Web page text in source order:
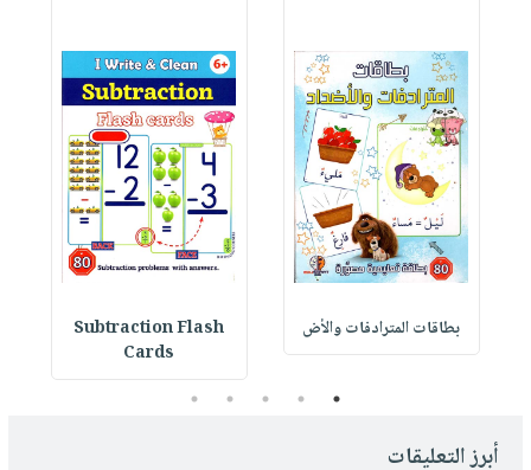
بطاقات المترادفات والأض
Subtraction Flash
Cards
1
2
3
4
5
أبرز التعليقات